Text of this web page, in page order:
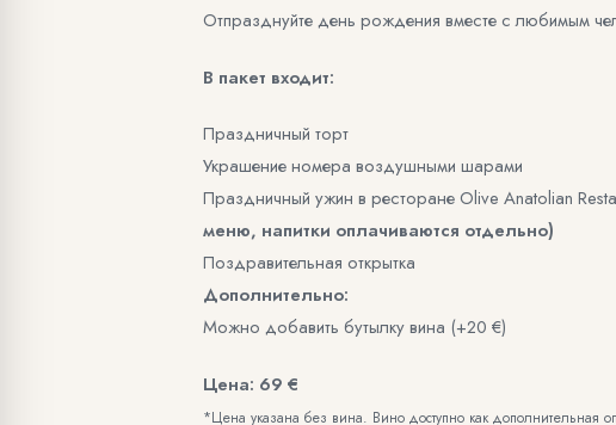
Отпразднуйте день рождения вместе с любимым
В пакет входит:
Праздничный торт
Украшение номера воздушными шарами
Праздничный ужин в ресторане Olive Anatolian
меню, напитки оплачиваются отдельно)
Поздравительная открытка
Дополнительно:
Можно добавить бутылку вина (+20 €)
Цена: 69 €
*Цена указана без вина. Вино доступно как дополнительная